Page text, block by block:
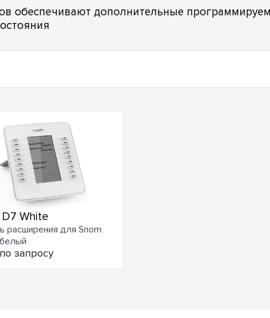
обеспечивают дополнительные
D7 White
расширения для Snom
запросу